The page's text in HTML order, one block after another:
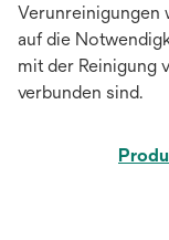
Verunreinigungen
auf die
mit der Reinigung
verbunden sind.